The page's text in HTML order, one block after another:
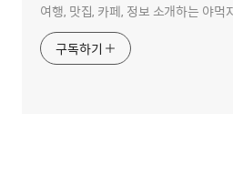
여행, 맛집, 카페, 정보 소개하는 야먹
구독하기